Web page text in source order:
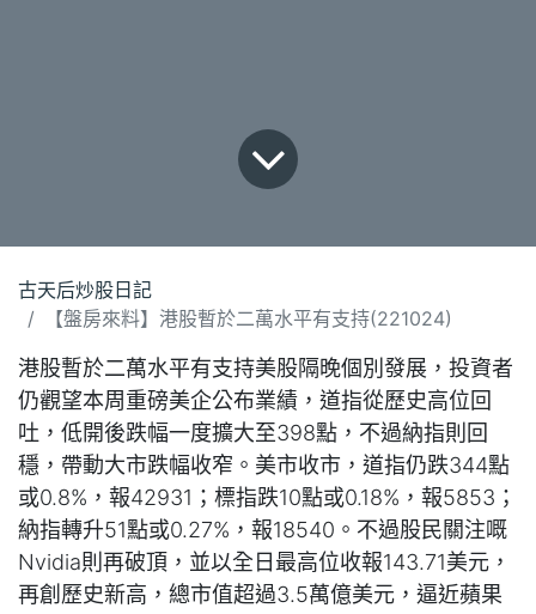
古天后炒股日記
【盤房來料】港股暫於二萬水平有支持(221024)
港股暫於二萬水平有支持美股隔晚個別發展，投資者
仍觀望本周重磅美企公布業績，道指從歷史高位回
吐，低開後跌幅一度擴大至398點，不過納指則回
穩，帶動大市跌幅收窄。美市收市，道指仍跌344點
或0.8%，報42931；標指跌10點或0.18%，報5853；
納指轉升51點或0.27%，報18540。不過股民關注嘅
Nvidia則再破頂，並以全日最高位收報143.71美元，
再創歷史新高，總市值超過3.5萬億美元，逼近蘋果